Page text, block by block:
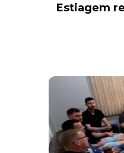
Estiagem